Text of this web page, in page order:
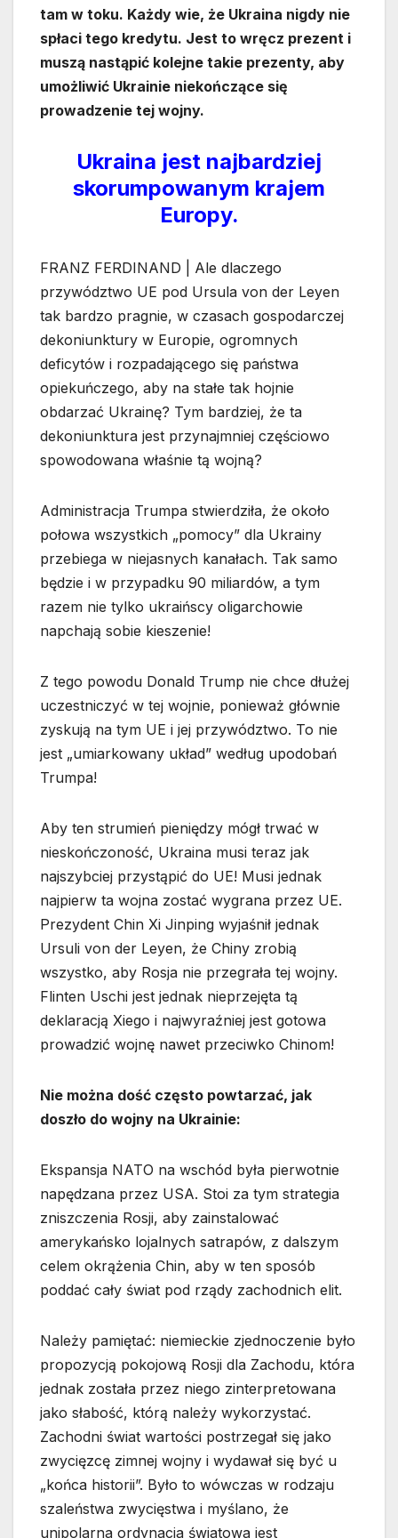
tam w toku. Każdy wie, że Ukraina nigdy nie
spłaci tego kredytu. Jest to wręcz prezent i
muszą nastąpić kolejne takie prezenty, aby
umożliwić Ukrainie niekończące się
prowadzenie tej wojny.
Ukraina jest najbardziej
skorumpowanym krajem
Europy.
FRANZ FERDINAND | Ale dlaczego
przywództwo UE pod Ursula von der Leyen
tak bardzo pragnie, w czasach gospodarczej
dekoniunktury w Europie, ogromnych
deficytów i rozpadającego się państwa
opiekuńczego, aby na stałe tak hojnie
obdarzać Ukrainę? Tym bardziej, że ta
dekoniunktura jest przynajmniej częściowo
spowodowana właśnie tą wojną?
Administracja Trumpa stwierdziła, że około
połowa wszystkich „pomocy” dla Ukrainy
przebiega w niejasnych kanałach. Tak samo
będzie i w przypadku 90 miliardów, a tym
razem nie tylko ukraińscy oligarchowie
napchają sobie kieszenie!
Z tego powodu Donald Trump nie chce dłużej
uczestniczyć w tej wojnie, ponieważ głównie
zyskują na tym UE i jej przywództwo. To nie
jest „umiarkowany układ” według upodobań
Trumpa!
Aby ten strumień pieniędzy mógł trwać w
nieskończoność, Ukraina musi teraz jak
najszybciej przystąpić do UE! Musi jednak
najpierw ta wojna zostać wygrana przez UE.
Prezydent Chin Xi Jinping wyjaśnił jednak
Ursuli von der Leyen, że Chiny zrobią
wszystko, aby Rosja nie przegrała tej wojny.
Flinten Uschi jest jednak nieprzejęta tą
deklaracją Xiego i najwyraźniej jest gotowa
prowadzić wojnę nawet przeciwko Chinom!
Nie można dość często powtarzać, jak
doszło do wojny na Ukrainie:
Ekspansja NATO na wschód była pierwotnie
napędzana przez USA. Stoi za tym strategia
zniszczenia Rosji, aby zainstalować
amerykańsko lojalnych satrapów, z dalszym
celem okrążenia Chin, aby w ten sposób
poddać cały świat pod rządy zachodnich elit.
Należy pamiętać: niemieckie zjednoczenie było
propozycją pokojową Rosji dla Zachodu, która
jednak została przez niego zinterpretowana
jako słabość, którą należy wykorzystać.
Zachodni świat wartości postrzegał się jako
zwycięzcę zimnej wojny i wydawał się być u
„końca historii”. Było to wówczas w rodzaju
szaleństwa zwycięstwa i myślano, że
unipolarna ordynacja światowa jest